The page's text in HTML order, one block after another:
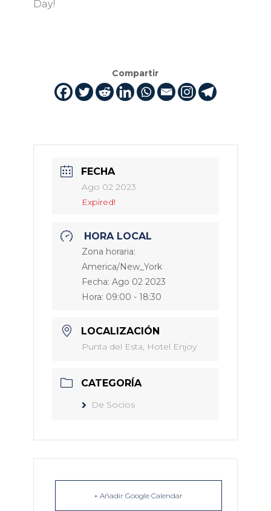
Day!
Compartir
FECHA
Ago 02 2023
Expired!
HORA LOCAL
Zona horaria:
America/New_York
Fecha: Ago 02 2023
Hora: 09:00 - 18:30
LOCALIZACIÓN
Punta del Esta, Hotel Enjoy
CATEGORÍA
De Socios
+ Añadir Google Calendar